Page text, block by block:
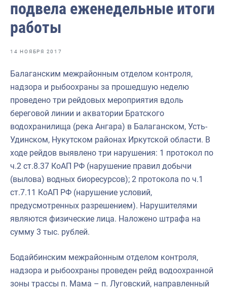
Отраслевые СМИ
Выставки и конференции
Отрасль в цифрах
Инфографика
Большая африканская экспедиция
Укрепление духовно-нравственных ценностей
События в России и мире
подвела еженедельные итоги
работы
14 НОЯБРЯ 2017
Балаганским межрайонным отделом контроля,
надзора и рыбоохраны за прошедшую неделю
проведено три рейдовых мероприятия вдоль
береговой линии и акватории Братского
водохранилища (река Ангара) в Балаганском, Усть-
Удинском, Нукутском районах Иркутской области. В
ходе рейдов выявлено три нарушения: 1 протокол по
ч.2 ст.8.37 КоАП РФ (нарушение правил добычи
(вылова) водных биоресурсов); 2 протокола по ч.1
ст.7.11 КоАП РФ (нарушение условий,
предусмотренных разрешением). Нарушителями
являются физические лица. Наложено штрафа на
сумму 3 тыс. рублей.
Бодайбинским межрайонным отделом контроля,
надзора и рыбоохраны проведен рейд водоохранной
зоны трассы п. Мама – п. Луговский, направленный